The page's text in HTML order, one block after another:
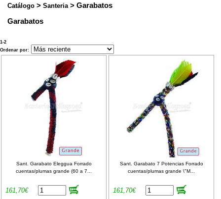
Catálogo > Santeria > Garabatos
Garabatos
1-2
Ordenar por:
Sant. Garabato Eleggua Forrado
cuentas/plumas grande (60 a 7...
161,70€
Sant. Garabato 7 Potencias Forrado
cuentas/plumas grande \"M...
161,70€